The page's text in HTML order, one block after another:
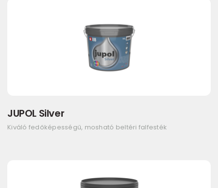
JUPOL Silver
Kiváló fedőképességű, mosható beltéri falfesték